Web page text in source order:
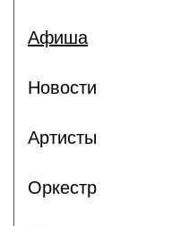
Афиша
Новости
Артисты
Оркестр